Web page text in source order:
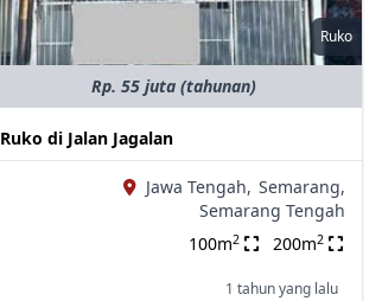
Ruko
Rp. 55 juta (tahunan)
Ruko di Jalan Jagalan
Jawa Tengah, Semarang,
Semarang Tengah
100m2 200m2
1 tahun yang lalu